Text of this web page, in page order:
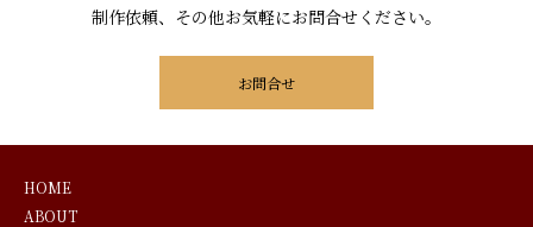
制作依頼、その他お気軽にお問合せください。
お問合せ
HOME
ABOUT